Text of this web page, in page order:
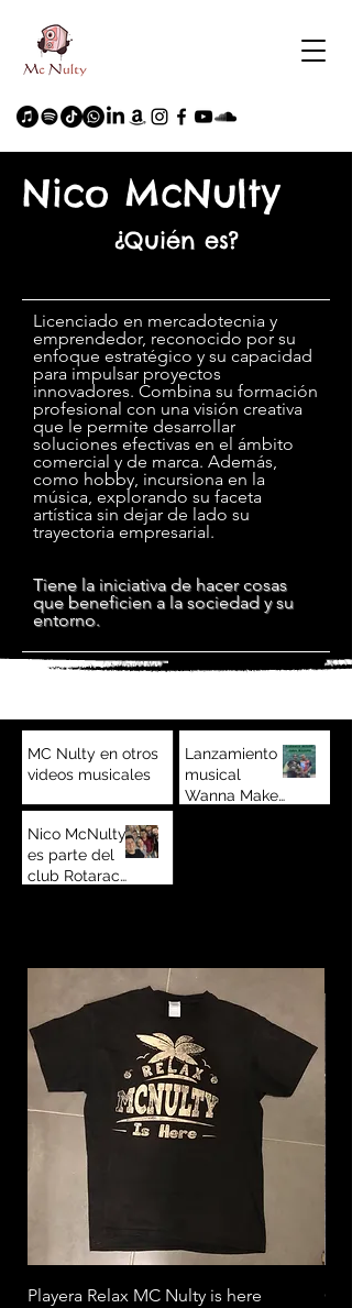
Nico McNulty
¿Quién es?
Licenciado en mercadotecnia y
emprendedor, reconocido por su
enfoque estratégico y su capacidad
para impulsar proyectos
innovadores. Combina su formación
profesional con una visión creativa
que le permite desarrollar
soluciones efectivas en el ámbito
comercial y de marca. Además,
como hobby, incursiona en la
música, explorando su faceta
artística sin dejar de lado su
trayectoria empresarial.
​Tiene la iniciativa de hacer cosas
que beneficien a la sociedad y su
entorno.
MC Nulty en otros
videos musicales
13 feb 2024
Lanzamiento
musical
Wanna Make
Nico McNulty
es parte del
club Rotaract,
Playera Relax MC Nulty is here